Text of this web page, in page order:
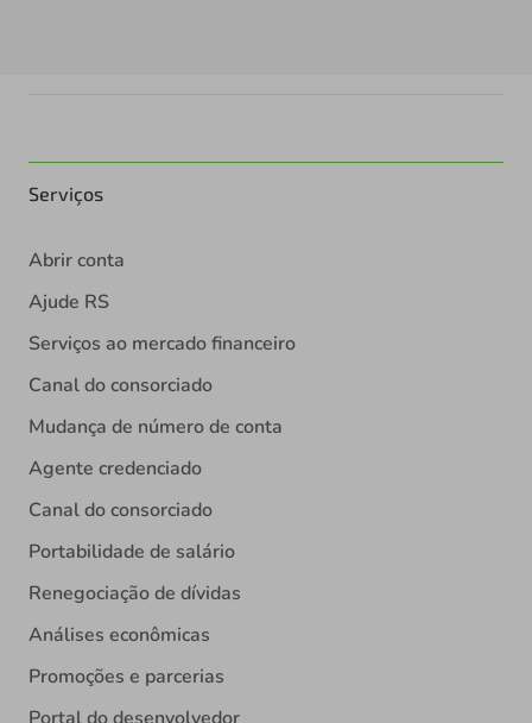
Serviços
Abrir conta
Ajude RS
Serviços ao mercado financeiro
Canal do consorciado
Mudança de número de conta
Agente credenciado
Canal do consorciado
Portabilidade de salário
Renegociação de dívidas
Análises econômicas
Promoções e parcerias